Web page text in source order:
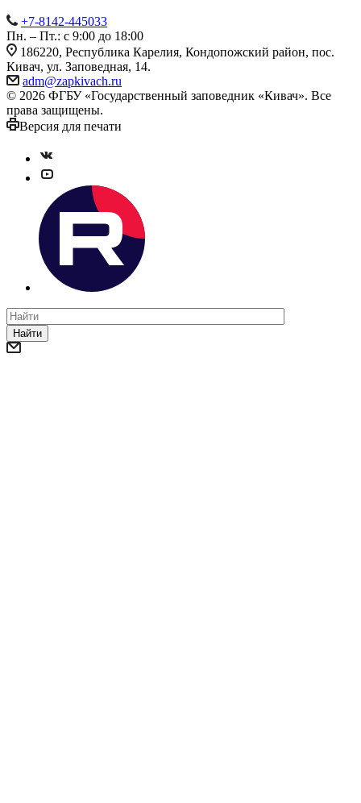
+7-8142-445033
Пн. – Пт.: с 9:00 до 18:00
186220, Республика Карелия, Кондопожский район, пос.
Кивач, ул. Заповедная, 14.
adm@zapkivach.ru
© 2026 ФГБУ «Государственный заповедник «Кивач». Все
права защищены.
Версия для печати
Найти